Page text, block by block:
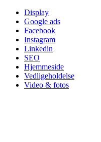
Skip
content
Display
Google ads
Facebook
Instagram
Linkedin
SEO
Hjemmeside
Vedligeholdelse
Video & fotos